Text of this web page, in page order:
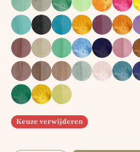
Keuze verwijderen